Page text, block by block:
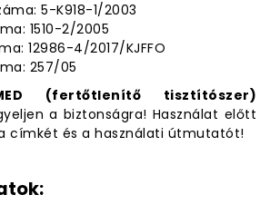
5-K918-1/2003
1510-2/2005
12986-4/2017/KJFFO
257/05
MED (fertőtlenítő tisztítószer)
a biztonságra! Használat előtt
címkét és a használati útmutatót!